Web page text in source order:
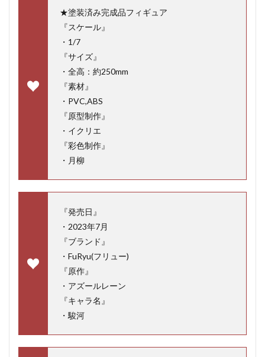
★塗装済み完成品フィギュア
『スケール』
・1/7
『サイズ』
・全高：約250mm
『素材』
・PVC,ABS
『原型制作』
・イクリエ
『彩色制作』
・月柳
『発売日』
・2023年7月
『ブランド』
・FuRyu(フリュー)
『原作』
・アズールレーン
『キャラ名』
・駿河